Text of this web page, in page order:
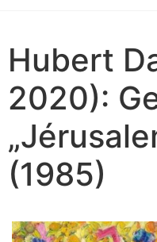
Hubert
2020):
(1985)